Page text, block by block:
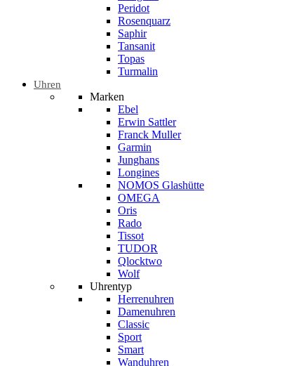
Peridot
Rosenquarz
Saphir
Tansanit
Topas
Turmalin
Uhren
Marken
Ebel
Erwin Sattler
Franck Muller
Garmin
Junghans
Longines
NOMOS Glashütte
OMEGA
Oris
Rado
Tissot
TUDOR
Qlocktwo
Wolf
Uhrentyp
Herrenuhren
Damenuhren
Classic
Sport
Smart
Wanduhren